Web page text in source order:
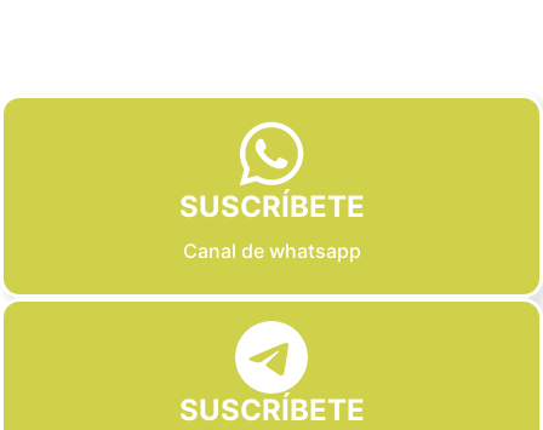
SUSCRÍBETE
Canal de whatsapp
SUSCRÍBETE